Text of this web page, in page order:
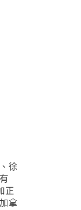
徐
正
拿